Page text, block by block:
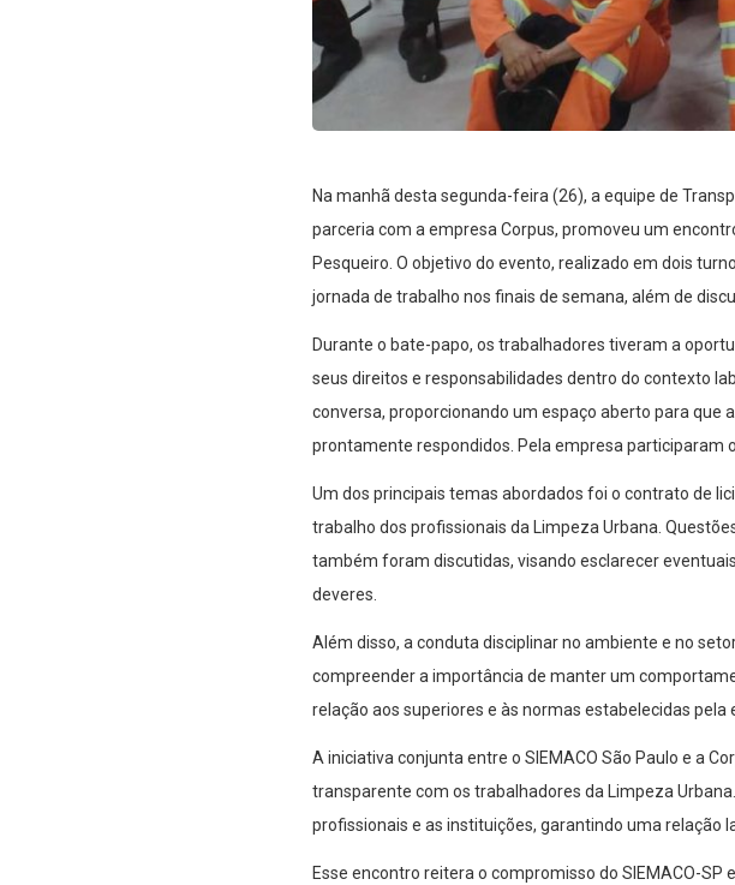
Na manhã desta segunda-feira (26), a equipe de
parceria com a empresa Corpus, promoveu um
Pesqueiro. O objetivo do evento, realizado em dois
jornada de trabalho nos finais de semana, além de
Durante o bate-papo, os trabalhadores tiveram a
seus direitos e responsabilidades dentro do contexto
conversa, proporcionando um espaço aberto para
prontamente respondidos. Pela empresa participaram
Um dos principais temas abordados foi o contrato de
trabalho dos profissionais da Limpeza Urbana.
também foram discutidas, visando esclarecer
deveres.
Além disso, a conduta disciplinar no ambiente e no
compreender a importância de manter um
relação aos superiores e às normas estabelecidas pela
A iniciativa conjunta entre o SIEMACO São Paulo e a
transparente com os trabalhadores da Limpeza
profissionais e as instituições, garantindo uma relação
Esse encontro reitera o compromisso do SIEMACO-